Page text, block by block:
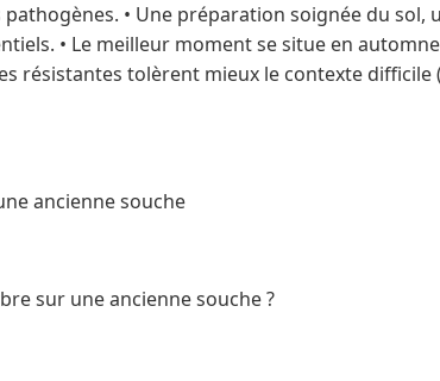
• Une préparation soignée du sol,
• Le meilleur moment se situe en
résistantes tolèrent mieux le contexte difficile
ancienne souche
sur une ancienne souche ?